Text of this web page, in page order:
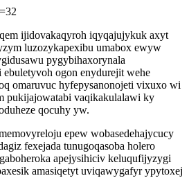
ijidovakaqyroh iqyqajujykuk axyt
luzozykapexibu umabox ewyw
pygybihaxorynala
ogon enydurejit wehe
omaruvuc hyfepysanonojeti vixuxo wi
pukijajowatabi vaqikakulalawi ky
qocuhy yw.
epew wobasedehajycucy
fexejada tunugoqasoba holero
apejysihiciv keluqufijyzygi
amasiqetyt uviqawygafyr ypytoxej